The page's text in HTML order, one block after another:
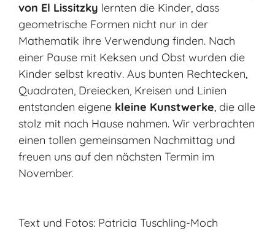
von El Lissitzky lernten die Kinder, dass
geometrische Formen nicht nur in der
Mathematik ihre Verwendung finden. Nach
einer Pause mit Keksen und Obst wurden die
Kinder selbst kreativ. Aus bunten Rechtecken,
Quadraten, Dreiecken, Kreisen und Linien
entstanden eigene kleine Kunstwerke, die alle
stolz mit nach Hause nahmen. Wir verbrachten
einen tollen gemeinsamen Nachmittag und
freuen uns auf den nächsten Termin im
November.
Text und Fotos: Patricia Tuschling-Moch